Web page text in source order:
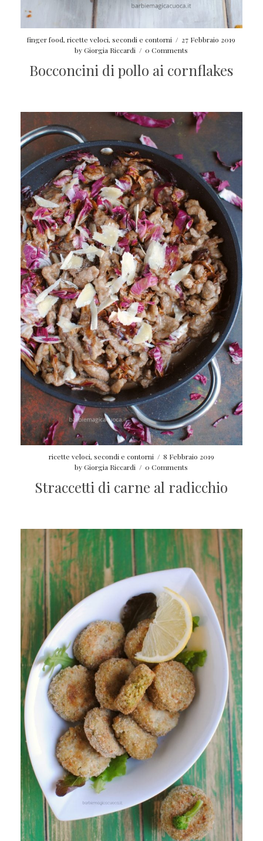
finger food,ricette veloci,secondi e contorni / 27 Febbraio 2019
byGiorgia Riccardi / 0 Comments
Bocconcini di pollo ai cornflakes
ricette veloci, secondi e contorni / 8 Febbraio 2019
byGiorgia Riccardi / 0 Comments
Straccetti di carne al radicchio